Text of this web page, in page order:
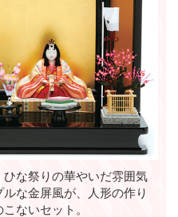
な祭りの華やいだ雰囲気
な金屏風が、人形の作り
ないセット。